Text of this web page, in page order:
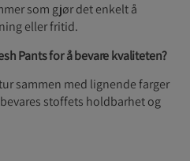
som gjør det enkelt å
eller fritid.
Pants for å bevare kvaliteten?
sammen med lignende farger
stoffets holdbarhet og